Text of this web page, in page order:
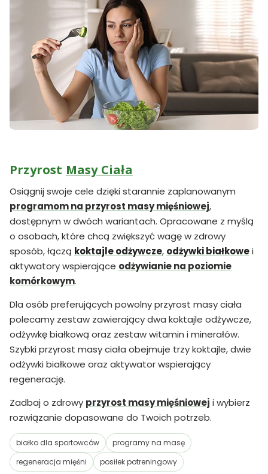
Przyrost Masy Ciała
Osiągnij swoje cele dzięki starannie zaplanowanym
programom na przyrost masy mięśniowej,
dostępnym w dwóch wariantach. Opracowane z myślą
o osobach, które chcą zwiększyć wagę w zdrowy
sposób, łączą koktajle odżywcze, odżywki białkowei
aktywatory wspierające odżywianie na poziomie
komórkowym.
Dla osób preferujących powolny przyrost masy ciała
polecamy zestaw zawierający dwa koktajle odżywcze,
odżywkę białkową oraz zestaw witamin i minerałów.
Szybki przyrost masy ciała obejmuje trzy koktajle, dwie
odżywki białkowe oraz aktywator wspierający
regenerację.
Zadbaj o zdrowy przyrost masy mięśniowej i wybierz
rozwiązanie dopasowane do Twoich potrzeb.
białko dla sportowców
programy na masę
regeneracja mięśni
posiłek potreningowy